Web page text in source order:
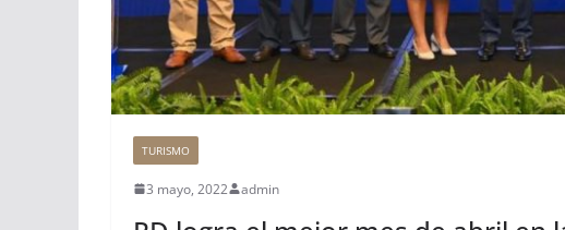
TURISMO
3 mayo, 2022 admin